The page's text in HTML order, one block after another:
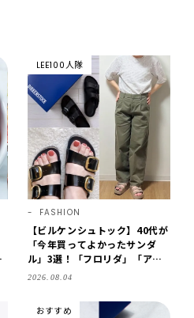
LEE100人隊
FASHION
【ビルケンシュトック】40代が
「今年買ってよかったサンダ
ル」3選！「フロリダ」「アリ
ゾナ」の履き心地＆サイズ選び
2026.08.04
おすすめ